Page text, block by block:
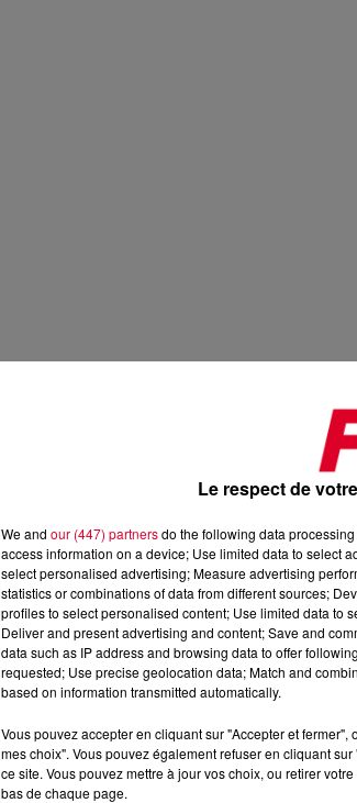
Le respect de
We and our (447) partnersdo the following data
access information on a device; Use limited data to select
select personalised advertising; Measure advertising
statistics or combinations of data from different sources;
profiles to select personalised content; Use limited data to
Deliver and present advertising and content; Save and
data such as IP address and browsing data to offer
requested; Use precise geolocation data; Match and
based on information transmitted automatically.
Vous pouvez accepter en cliquant sur "Accepter et
mes choix". Vous pouvez également refuser en cliquant
ce site. Vous pouvez mettre à jour vos choix, ou retirer
bas de chaque page.